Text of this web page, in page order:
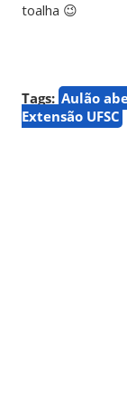
toalha 😉
Tags: Aulão
Extensão UFSC